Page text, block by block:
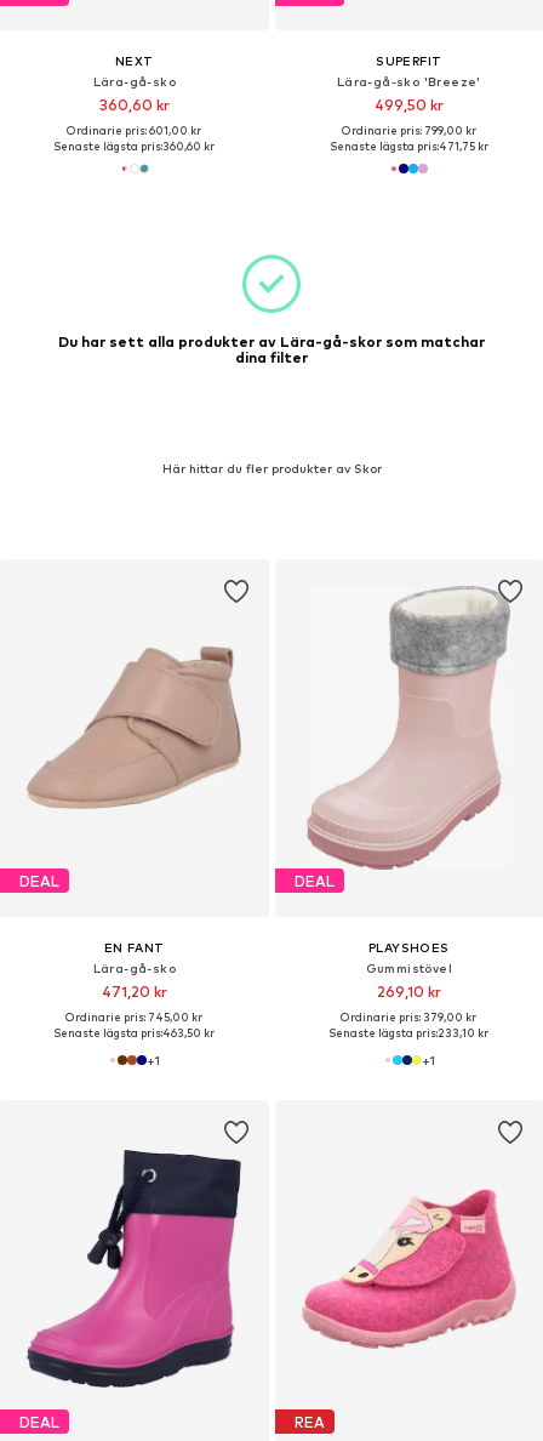
NEXT
Lära-gå-sko
360,60 kr
Ordinarie pris: 601,00 kr
Senaste lägsta pris:360,60 kr
SUPERFIT
Lära-gå-sko 'Breeze'
499,50 kr
Ordinarie pris: 799,00 kr
Senaste lägsta pris:471,75 kr
Du har sett alla produkter av Lära-gå-skor som matchar
dina filter
Här hittar du fler produkter av Skor
DEAL
EN FANT
Lära-gå-sko
471,20 kr
Ordinarie pris: 745,00 kr
Senaste lägsta pris:463,50 kr
+1
DEAL
PLAYSHOES
Gummistövel
269,10 kr
Ordinarie pris: 379,00 kr
Senaste lägsta pris:233,10 kr
+1
DEAL REA